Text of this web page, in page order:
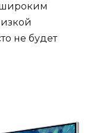
широким
не будет